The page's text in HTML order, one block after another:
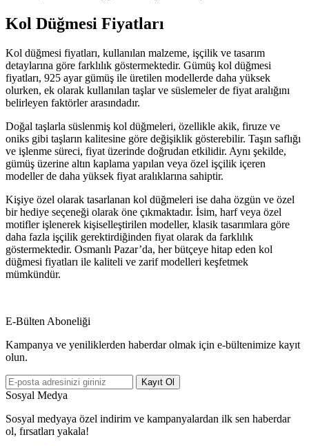
Kol Düğmesi Fiyatları
Kol düğmesi fiyatları, kullanılan malzeme, işçilik ve tasarım
detaylarına göre farklılık göstermektedir. Gümüş kol düğmesi
fiyatları, 925 ayar gümüş ile üretilen modellerde daha yüksek
olurken, ek olarak kullanılan taşlar ve süslemeler de fiyat aralığını
belirleyen faktörler arasındadır.
Doğal taşlarla süslenmiş kol düğmeleri, özellikle akik, firuze ve
oniks gibi taşların kalitesine göre değişiklik gösterebilir. Taşın saflığı
ve işlenme süreci, fiyat üzerinde doğrudan etkilidir. Aynı şekilde,
gümüş üzerine altın kaplama yapılan veya özel işçilik içeren
modeller de daha yüksek fiyat aralıklarına sahiptir.
Kişiye özel olarak tasarlanan kol düğmeleri ise daha özgün ve özel
bir hediye seçeneği olarak öne çıkmaktadır. İsim, harf veya özel
motifler işlenerek kişiselleştirilen modeller, klasik tasarımlara göre
daha fazla işçilik gerektirdiğinden fiyat olarak da farklılık
göstermektedir. Osmanlı Pazar’da, her bütçeye hitap eden kol
düğmesi fiyatları ile kaliteli ve zarif modelleri keşfetmek
mümkündür.
E-Bülten Aboneliği
Kampanya ve yeniliklerden haberdar olmak için e-bültenimize kayıt
olun.
Kayıt Ol
Sosyal Medya
Sosyal medyaya özel indirim ve kampanyalardan ilk sen haberdar
ol, fırsatları yakala!